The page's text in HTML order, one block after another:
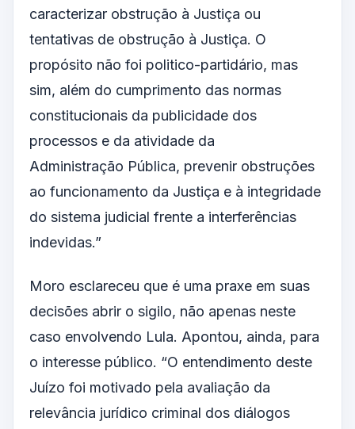
caracterizar obstrução à Justiça ou
tentativas de obstrução à Justiça. O
propósito não foi politico-partidário, mas
sim, além do cumprimento das normas
constitucionais da publicidade dos
processos e da atividade da
Administração Pública, prevenir obstruções
ao funcionamento da Justiça e à integridade
do sistema judicial frente a interferências
indevidas.”
Moro esclareceu que é uma praxe em suas
decisões abrir o sigilo, não apenas neste
caso envolvendo Lula. Apontou, ainda, para
o interesse público. “O entendimento deste
Juízo foi motivado pela avaliação da
relevância jurídico criminal dos diálogos